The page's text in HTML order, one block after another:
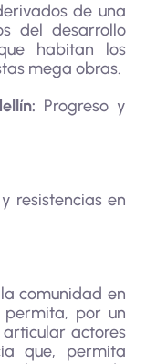
de una
del desarrollo
habitan los
mega obras.
Progreso y
resistencias en
comunidad en
permita, por un
actores
que, permita